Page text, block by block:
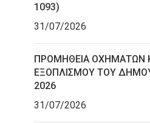
1093)
31/07/2026
ΠΡΟΜΗΘΕΙΑ ΟΧΗΜΑΤΩΝ
ΕΞΟΠΛΙΣΜΟΥ ΤΟΥ
2026
31/07/2026